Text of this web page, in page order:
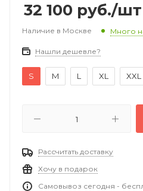
32 100 руб./шт
Наличие в Москве Много
Нашли дешевле?
S M L XL XXL
Рассчитать доставку
Хочу в подарок
Самовывоз сегодня -